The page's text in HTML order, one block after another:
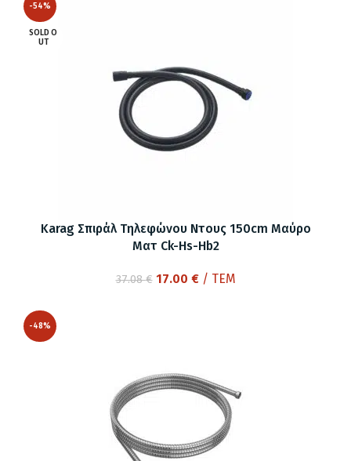
-54%
SOLD O
UT
Karag Σπιράλ Τηλεφώνου Ντους 150cm Μαύρο
Ματ Ck-Hs-Hb2
37.08€ Original
17.00 €Η
/ ΤΕΜ
-48%